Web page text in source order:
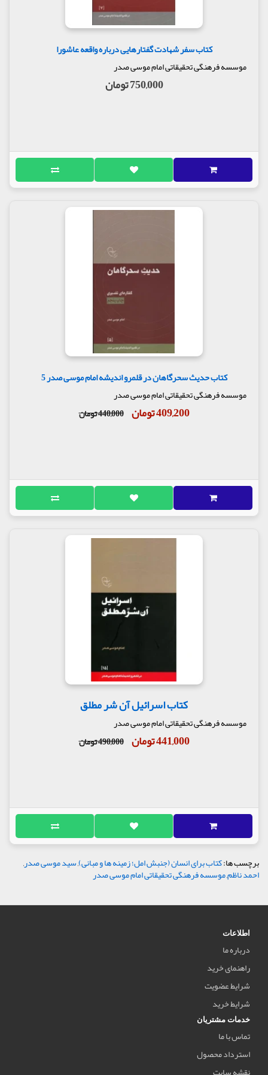
کتاب سفر شهادت گفتارهایی درباره واقعه عاشورا
موسسه فرهنگی تحقیقاتی امام موسی صدر
750,000 تومان
کتاب حدیث سحرگاهان در قلمرو اندیشه امام موسی صدر 5
موسسه فرهنگی تحقیقاتی امام موسی صدر
409,200 تومان 440,000 تومان
کتاب اسرائیل آن شر مطلق
موسسه فرهنگی تحقیقاتی امام موسی صدر
441,000 تومان 490,000 تومان
برچسب ها:کتاب برای انسان (جنبش امل؛ زمینه ها و مبانی),سید موسی صدر,
احمد ناظم,موسسه فرهنگی تحقیقاتی امام موسی صدر
اطلاعات
درباره ما
راهنمای خرید
شرایط عضویت
شرایط خرید
خدمات مشتریان
تماس با ما
استرداد محصول